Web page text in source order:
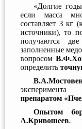
«Долгие
если масса
составляет 3 кг
источники), то
получаются
заполненные
вопросом
определить
препаратом
Опытом
А.Кривошеев.